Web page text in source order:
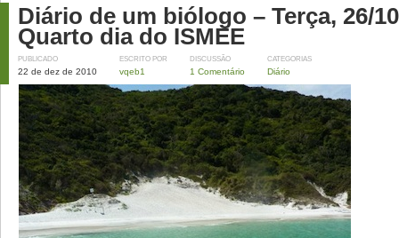
Diário de um biólogo – Terça, 26/
Quarto dia do ISMEE
PUBLICADO
22 de dez de 2010
ESCRITO POR
vqeb1
DISCUSSÃO
1 Comentário
CATEGORIAS
Diário